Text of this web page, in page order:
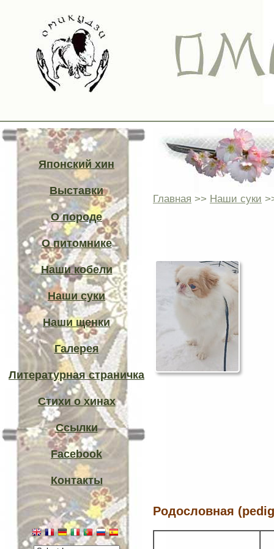
Японский хин
Выставки
О породе
О питомнике
Наши кобели
Наши суки
Наши щенки
Галерея
Литературная страничка
Стихи о хинах
Ссылки
Facebook
Контакты
Главная >> Наши суки
Родословная